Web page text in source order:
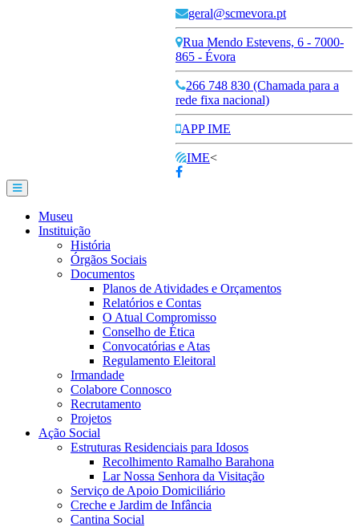
geral@scmevora.pt
Rua Mendo Estevens, 6 - 7000-
865 - Évora
266 748 830 (Chamada para a
rede fixa nacional)
APP IME
IME<
Museu
Instituição
História
Órgãos Sociais
Documentos
Planos de Atividades e Orçamentos
Relatórios e Contas
O Atual Compromisso
Conselho de Ética
Convocatórias e Atas
Regulamento Eleitoral
Irmandade
Colabore Connosco
Recrutamento
Projetos
Ação Social
Estruturas Residenciais para Idosos
Recolhimento Ramalho Barahona
Lar Nossa Senhora da Visitação
Serviço de Apoio Domiciliário
Creche e Jardim de Infância
Cantina Social